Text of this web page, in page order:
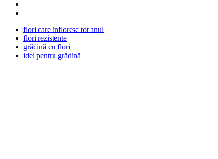
flori care infloresc tot anul
flori rezistente
grădină cu flori
idei pentru grădină